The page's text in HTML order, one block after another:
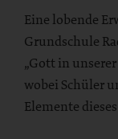
Eine lobende
Grundschule
„Gott in
wobei Schüler
Elemente